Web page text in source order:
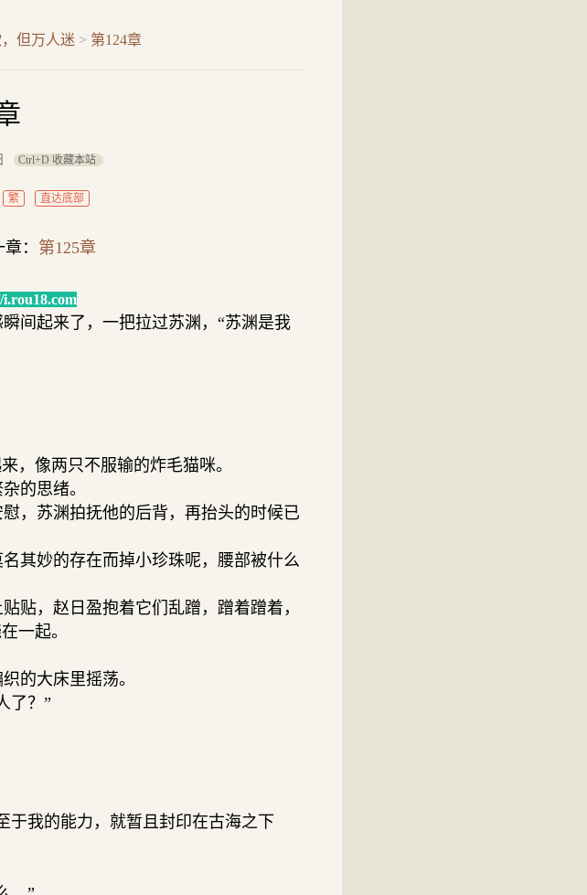
但万人迷 > 第124章
Ctrl+D 收藏本站
繁 直达底部
章： 第125章
间起来了，一把拉过苏渊，“苏渊是我
，像两只不服输的炸毛猫咪。
的思绪。
，苏渊拍抚他的后背，再抬头的时候已
其妙的存在而掉小珍珠呢，腰部被什么
贴，赵日盈抱着它们乱蹭，蹭着蹭着，
一起。
的大床里摇荡。
了？”
我的能力，就暂且封印在古海之下